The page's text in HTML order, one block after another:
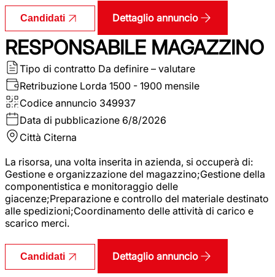
Candidati Dettaglio annuncio
RESPONSABILE MAGAZZINO
Tipo di contratto Da definire – valutare
Retribuzione Lorda 1500 - 1900 mensile
Codice annuncio 349937
Data di pubblicazione 6/8/2026
Città Citerna
La risorsa, una volta inserita in azienda, si occuperà di:
Gestione e organizzazione del magazzino;Gestione della
componentistica e monitoraggio delle
giacenze;Preparazione e controllo del materiale destinato
alle spedizioni;Coordinamento delle attività di carico e
scarico merci.
Candidati Dettaglio annuncio